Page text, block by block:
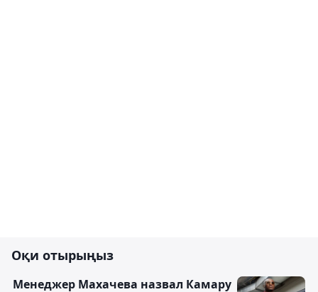
Оқи отырыңыз
Менеджер Махачева назвал Камару